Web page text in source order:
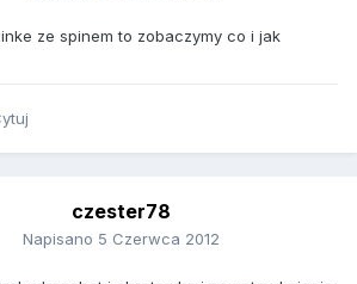
ze spinem to zobaczymy co i jak
czester78
Napisano 5 Czerwca 2012